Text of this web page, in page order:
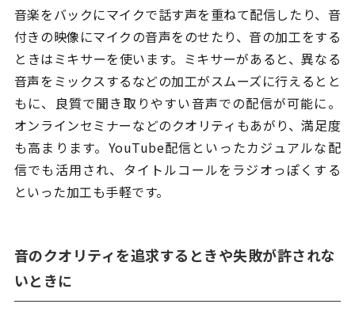
音楽をバックにマイクで話す声を重ねて配信したり、音
付きの映像にマイクの音声をのせたり、音の加工をする
ときはミキサーを使います。ミキサーがあると、異なる
音声をミックスするなどの加工がスムーズに行えるとと
もに、良質で聞き取りやすい音声での配信が可能に。
オンラインセミナーなどのクオリティもあがり、満足度
も高まります。YouTube配信といったカジュアルな配
信でも活用され、タイトルコールをラジオっぽくする
といった加工も手軽です。
音のクオリティを追求するときや失敗が許されな
いときに